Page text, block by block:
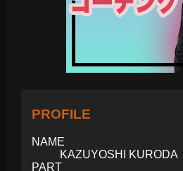
PROFILE
NAME
KAZUYOSHI KURODA
PART